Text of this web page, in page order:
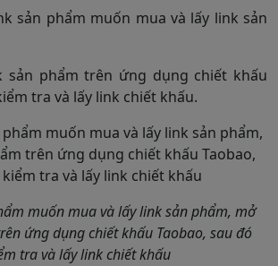
sản phẩm muốn mua và lấy link sản
sản phẩm trên ứng dụng chiết khấu
tra và lấy link chiết khấu.
muốn mua và lấy link sản phẩm, mở
ứng dụng chiết khấu Taobao, sau đó
tra và lấy link chiết khấu